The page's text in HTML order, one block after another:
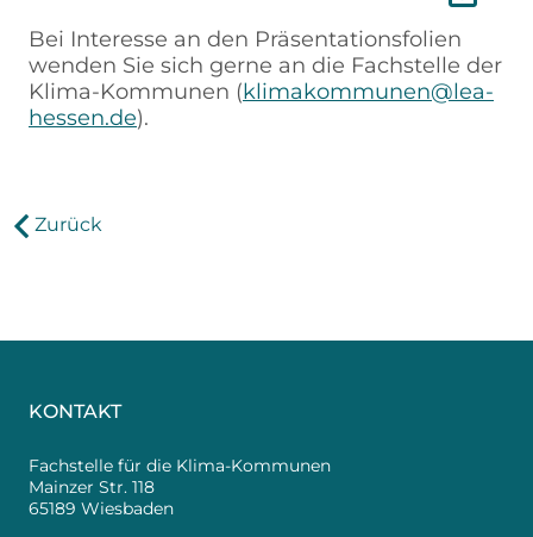
Bei Interesse an den Präsentationsfolien
wenden Sie sich gerne an die Fachstelle der
Klima-Kommunen (klimakommunen@lea-
hessen.de).
Zurück
KONTAKT
Fachstelle für die Klima-Kommunen
Mainzer Str. 118
65189 Wiesbaden